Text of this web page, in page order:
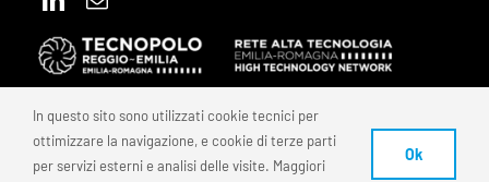
© 2025 FONDAZIONE REI – C.F. 91159870350 | P.IVA
In questo sito sono utilizzati cookie tecnici per
ottimizzare la navigazione, e cookie di terze parti
per servizi esterni e analisi delle visite. Maggiori
Ok